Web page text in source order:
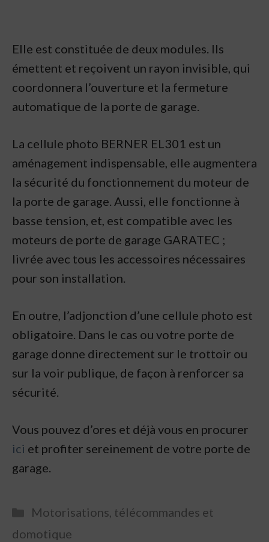
Elle est constituée de deux modules. Ils
émettent et reçoivent un rayon invisible, qui
coordonnera l’ouverture et la fermeture
automatique de la porte de garage.
La cellule photo BERNER EL301 est un
aménagement indispensable, elle augmentera
la sécurité du fonctionnement du moteur de
la porte de garage. Aussi, elle fonctionne à
basse tension, et, est compatible avec les
moteurs de porte de garage GARATEC ;
livrée avec tous les accessoires nécessaires
pour son installation.
En outre, l’adjonction d’une cellule photo est
obligatoire. Dans le cas ou votre porte de
garage donne directement sur le trottoir ou
sur la voir publique, de façon à renforcer sa
sécurité.
Vous pouvez d’ores et déjà vous en procurer
ici et profiter sereinement de votre porte de
garage.
Categories
Motorisations, télécommandes et
domotique